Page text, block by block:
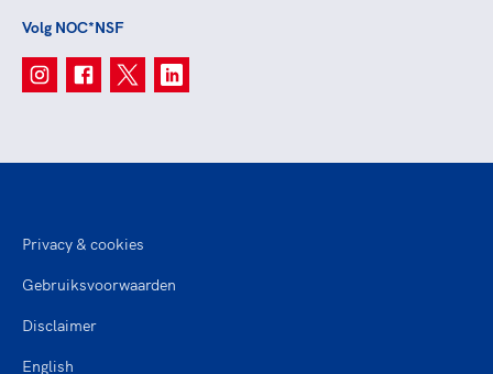
Volg NOC*NSF
Privacy & cookies
Gebruiksvoorwaarden
Disclaimer
English